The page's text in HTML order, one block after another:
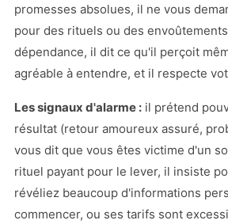
promesses absolues, il ne vous
pour des rituels ou des
dépendance, il dit ce qu'il perçoit
agréable à entendre, et il respecte
Les signaux d'alarme :il prétend
résultat (retour amoureux assuré,
vous dit que vous êtes victime d'un
rituel payant pour le lever, il insiste
révéliez beaucoup d'informations
commencer, ou ses tarifs sont